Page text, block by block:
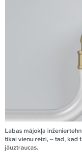
Labas mājokļa
tikai vienu reizi, – tad, kad
jāuztraucas.